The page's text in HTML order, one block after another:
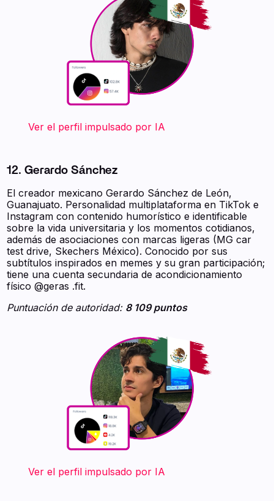
‍ ‍ ‍ ‍ ‍ ‍ ‍ Ver el perfil impulsado por IA
12. Gerardo Sánchez
El creador mexicano Gerardo Sánchez de León,
Guanajuato. Personalidad multiplataforma en TikTok e
Instagram con contenido humorístico e identificable
sobre la vida universitaria y los momentos cotidianos,
además de asociaciones con marcas ligeras (MG car
test drive, Skechers México). Conocido por sus
subtítulos inspirados en memes y su gran participación;
tiene una cuenta secundaria de acondicionamiento
físico @geras .fit.
Puntuación de autoridad: 8 109 puntos
‍ ‍ ‍ ‍ ‍ ‍ ‍ Ver el perfil impulsado por IA